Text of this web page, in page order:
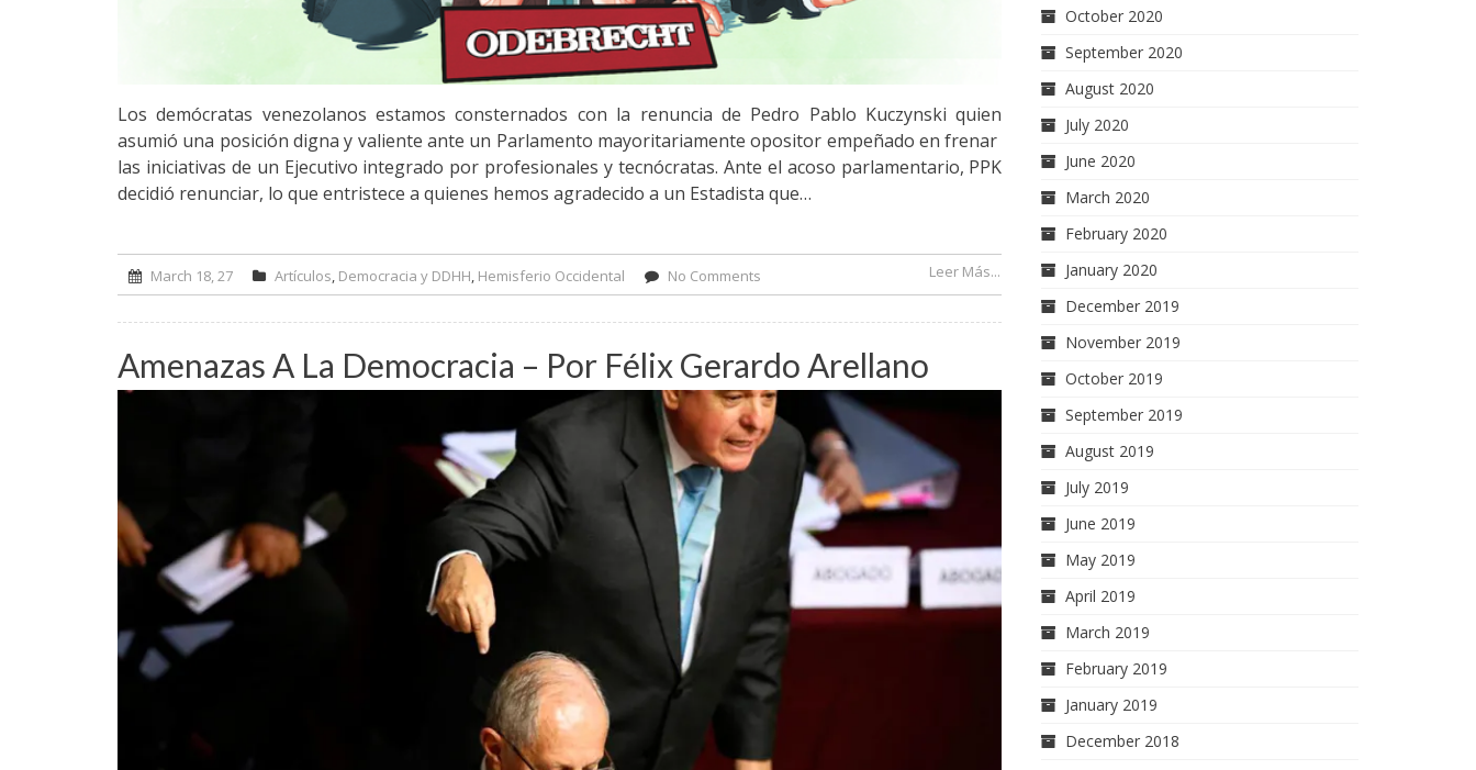
Los demócratas venezolanos estamos consternados con la renuncia de Pedro Pablo Kuczynski quien
asumió una posición digna y valiente ante un Parlamento mayoritariamente opositor empeñado en frenar
las iniciativas de un Ejecutivo integrado por profesionales y tecnócratas. Ante el acoso parlamentario, PPK
decidió renunciar, lo que entristece a quienes hemos agradecido a un Estadista que…
March 18, 27 Artículos, Democracia y DDHH, Hemisferio Occidental No Comments on La Crisis Peruana y el nefasto papel de Odebrecht – Por Milos Alcalay
Leer Más...
Amenazas A La Democracia – Por Félix Gerardo Arellano
October 2020
September 2020
August 2020
July 2020
June 2020
March 2020
February 2020
January 2020
December 2019
November 2019
October 2019
September 2019
August 2019
July 2019
June 2019
May 2019
April 2019
March 2019
February 2019
January 2019
December 2018